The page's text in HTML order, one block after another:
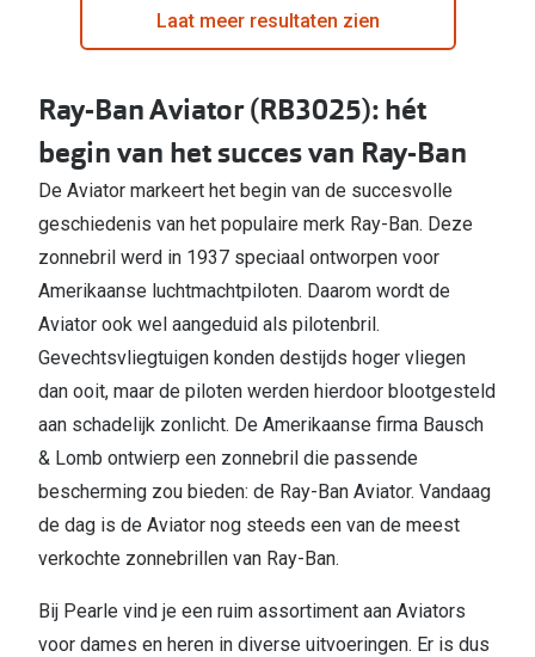
Laat meer resultaten zien
Ray-Ban Aviator (RB3025): hét
begin van het succes van Ray-Ban
De Aviator markeert het begin van de succesvolle
geschiedenis van het populaire merk Ray-Ban. Deze
zonnebril werd in 1937 speciaal ontworpen voor
Amerikaanse luchtmachtpiloten. Daarom wordt de
Aviator ook wel aangeduid als pilotenbril.
Gevechtsvliegtuigen konden destijds hoger vliegen
dan ooit, maar de piloten werden hierdoor blootgesteld
aan schadelijk zonlicht. De Amerikaanse firma Bausch
& Lomb ontwierp een zonnebril die passende
bescherming zou bieden: de Ray-Ban Aviator. Vandaag
de dag is de Aviator nog steeds een van de meest
verkochte zonnebrillen van Ray-Ban.
Bij Pearle vind je een ruim assortiment aan Aviators
voor dames en heren in diverse uitvoeringen. Er is dus